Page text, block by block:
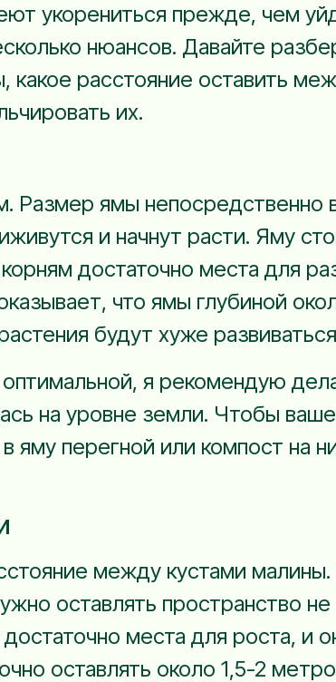
укорениться прежде, чем
нюансов. Давайте
расстояние оставить
их.
ямы непосредственно
и начнут расти. Яму
достаточно места для
что ямы глубиной
будут хуже
я рекомендую
на уровне земли. Чтобы
яму перегной или компост на
между кустами
оставлять пространство
места для роста, и
оставлять около 1,5-2